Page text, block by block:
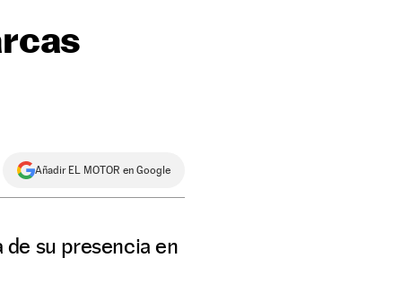
Añadir EL MOTOR en Google
su presencia en